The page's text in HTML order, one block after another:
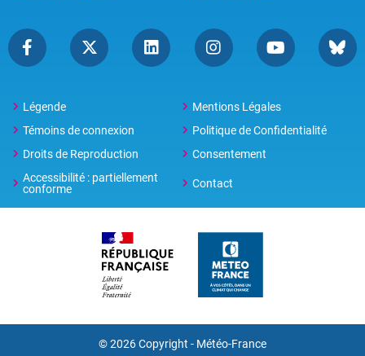
Légende
Mentions Légales
Témoins de connexion
Politique de Confidentialité
Droits de Reproduction
Consentement
Accessibilité : partiellement
conforme
Contact
© 2026 Copyright - Météo-France